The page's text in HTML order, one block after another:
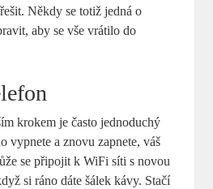
Někdy se totiž jedná o
aby se vše vrátilo do
krokem je často jednoduchý
vypnete a znovu zapnete, váš
se připojit k WiFi síti s novou
si ráno dáte šálek kávy. Stačí